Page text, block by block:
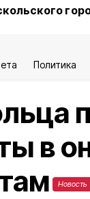
Политика
в
Новость